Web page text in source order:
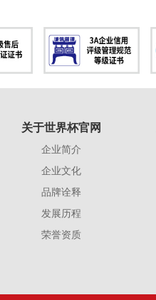
关于世界杯官网
企业简介
企业文化
品牌诠释
发展历程
荣誉资质